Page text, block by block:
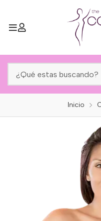
Inicio